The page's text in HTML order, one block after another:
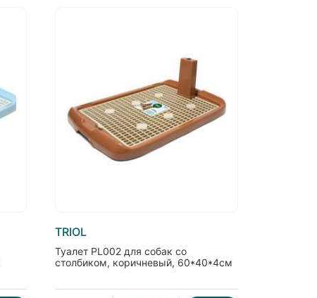
TRIOL
Туалет PL002 для собак со
столбиком, коричневый, 60*40*4см